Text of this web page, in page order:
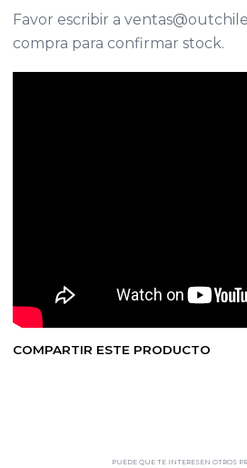
Favor escribir a
compra para confirmar stock.
COMPARTIR ESTE PRODUCTO
PUEDE QUE TE INTERESEN OTROS